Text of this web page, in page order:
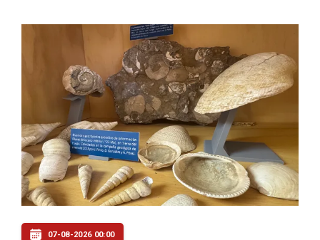
07-08-2026 00:00